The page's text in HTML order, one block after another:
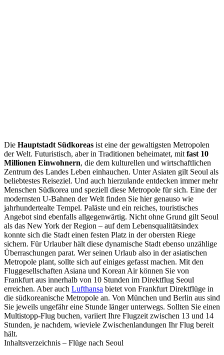
Die Hauptstadt Südkoreas ist eine der gewaltigsten Metropolen
der Welt. Futuristisch, aber in Traditionen beheimatet, mit fast 10
Millionen Einwohnern, die dem kulturellen und wirtschaftlichen
Zentrum des Landes Leben einhauchen. Unter Asiaten gilt Seoul als
beliebtestes Reiseziel. Und auch hierzulande entdecken immer mehr
Menschen Südkorea und speziell diese Metropole für sich. Eine der
modernsten U-Bahnen der Welt finden Sie hier genauso wie
jahrhundertealte Tempel. Paläste und ein reiches, touristisches
Angebot sind ebenfalls allgegenwärtig. Nicht ohne Grund gilt Seoul
als das New York der Region – auf dem Lebensqualitätsindex
konnte sich die Stadt einen festen Platz in der obersten Riege
sichern. Für Urlauber hält diese dynamische Stadt ebenso unzählige
Überraschungen parat. Wer seinen Urlaub also in der asiatischen
Metropole plant, sollte sich auf einiges gefasst machen. Mit den
Fluggesellschaften Asiana und Korean Air können Sie von
Frankfurt aus innerhalb von 10 Stunden im Direktflug Seoul
erreichen. Aber auch Lufthansa bietet von Frankfurt Direktflüge in
die südkoreanische Metropole an. Von München und Berlin aus sind
Sie jeweils ungefähr eine Stunde länger unterwegs. Sollten Sie einen
Multistopp-Flug buchen, variiert Ihre Flugzeit zwischen 13 und 14
Stunden, je nachdem, wieviele Zwischenlandungen Ihr Flug bereit
hält.
Inhaltsverzeichnis – Flüge nach Seoul